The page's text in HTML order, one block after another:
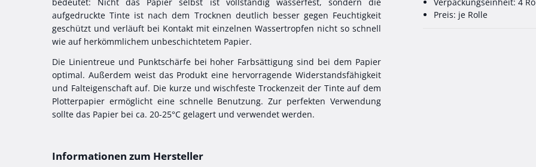
aufgedruckte Tinte ist nach dem Trocknen deutlich besser gegen Feuchtigkeit
geschützt und verläuft bei Kontakt mit einzelnen Wassertropfen nicht so schnell
wie auf herkömmlichem unbeschichtetem Papier.
Die Linientreue und Punktschärfe bei hoher Farbsättigung sind bei dem Papier
optimal. Außerdem weist das Produkt eine hervorragende Widerstandsfähigkeit
und Falteigenschaft auf. Die kurze und wischfeste Trockenzeit der Tinte auf dem
Plotterpapier ermöglicht eine schnelle Benutzung. Zur perfekten Verwendung
sollte das Papier bei ca. 20-25°C gelagert und verwendet werden.
Preis: je Rolle